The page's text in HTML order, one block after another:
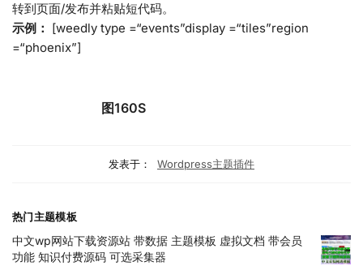
转到页面/发布并粘贴短代码。
示例： [weedly type =“events”display =“tiles”region
=“phoenix”]
图160S
发表于： Wordpress主题插件
热门主题模板
中文wp网站下载资源站 带数据 主题模板 虚拟文档 带会员
功能 知识付费源码 可选采集器